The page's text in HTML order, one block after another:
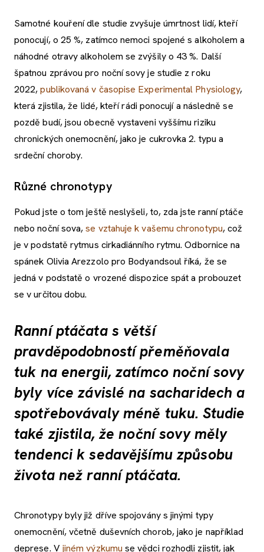
Samotné kouření dle studie zvyšuje úmrtnost lidí, kteří
ponocují, o 25 %, zatímco nemoci spojené s alkoholem a
náhodné otravy alkoholem se zvýšily o 43 %. Další
špatnou zprávou pro noční sovy je studie z roku
2022,publikovaná v časopise Experimental Physiology,
která zjistila, že lidé, kteří rádi ponocují a následně se
pozdě budí, jsou obecně vystaveni vyššímu riziku
chronických onemocnění, jako je cukrovka 2. typu a
srdeční choroby.
Různé chronotypy
Pokud jste o tom ještě neslyšeli, to, zda jste ranní ptáče
nebo noční sova,se vztahuje k vašemu chronotypu, což
je v podstatě rytmus cirkadiánního rytmu. Odbornice na
spánek Olivia Arezzolo pro Bodyandsoul říká, že se
jedná v podstatě o vrozené dispozice spát a probouzet
se v určitou dobu.
Ranní ptáčata s větší
pravděpodobností přeměňovala
tuk na energii, zatímco noční sovy
byly více závislé na sacharidech a
spotřebovávaly méně tuku. Studie
také zjistila, že noční sovy měly
tendenci k sedavějšímu způsobu
života než ranní ptáčata.
Chronotypy byly již dříve spojovány s jinými typy
onemocnění, včetně duševních chorob, jako je například
deprese. V jiném výzkumu se vědci rozhodli zjistit, jak